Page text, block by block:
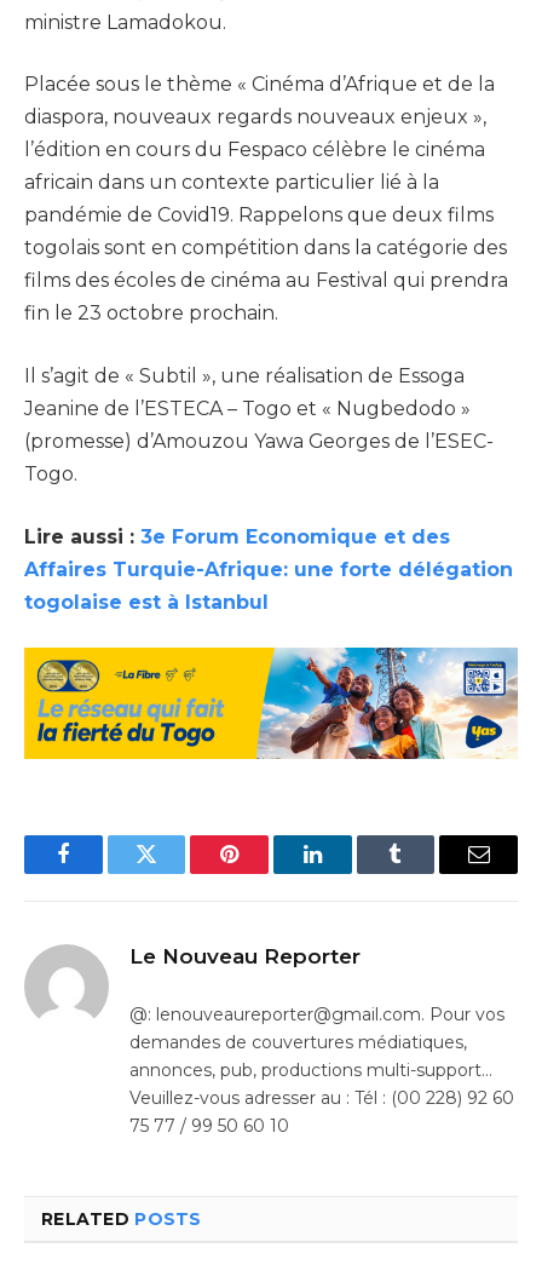
ministre Lamadokou.
Placée sous le thème « Cinéma d’Afrique et de la
diaspora, nouveaux regards nouveaux enjeux »,
l’édition en cours du Fespaco célèbre le cinéma
africain dans un contexte particulier lié à la
pandémie de Covid19. Rappelons que deux films
togolais sont en compétition dans la catégorie des
films des écoles de cinéma au Festival qui prendra
fin le 23 octobre prochain.
Il s’agit de « Subtil », une réalisation de Essoga
Jeanine de l’ESTECA – Togo et « Nugbedodo »
(promesse) d’Amouzou Yawa Georges de l’ESEC-
Togo.
Lire aussi : 3e Forum Economique et des
Affaires Turquie-Afrique: une forte délégation
togolaise est à Istanbul
FacebookTwitter Pinterest LinkedInTumblr Email
Le Nouveau Reporter
@: lenouveaureporter@gmail.com. Pour vos
demandes de couvertures médiatiques,
annonces, pub, productions multi-support…
Veuillez-vous adresser au : Tél : (00 228) 92 60
75 77 / 99 50 60 10
RELATED POSTS